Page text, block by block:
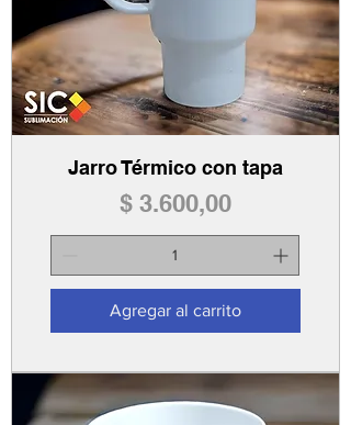
Jarro Térmico con tapa
Precio
$ 3.600,00
Agregar al carrito